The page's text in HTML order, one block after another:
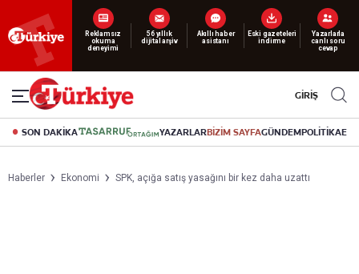
Yeni nesil dijital
abonelik 19 TL’den başlayan fiyatlarla.
GİRİŞ
SON DAKİKA YAZARLARBİZİM SAYFAGÜNDEMPOLİTİKA
Haberler Ekonomi SPK, açığa satış yasağını bir kez daha uzattı